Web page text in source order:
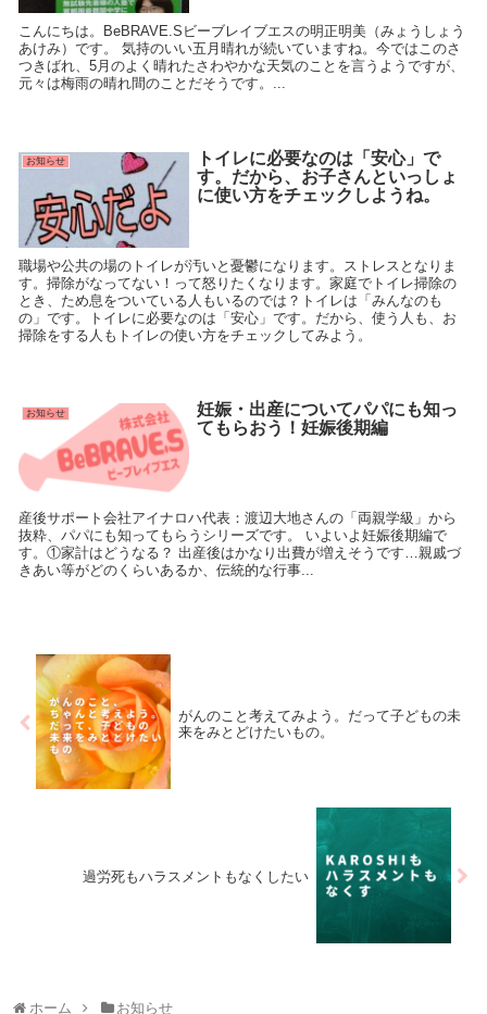
こんにちは。BeBRAVE.Sビーブレイブエスの明正明美（みょうしょう
あけみ）です。 気持のいい五月晴れが続いていますね。今ではこのさ
つきばれ、5月のよく晴れたさわやかな天気のことを言うようですが、
元々は梅雨の晴れ間のことだそうです。...
お知らせ
トイレに必要なのは「安心」で
す。だから、お子さんといっしょ
に使い方をチェックしようね。
職場や公共の場のトイレが汚いと憂鬱になります。ストレスとなりま
す。掃除がなってない！って怒りたくなります。家庭でトイレ掃除の
とき、ため息をついている人もいるのでは？トイレは「みんなのも
の」です。トイレに必要なのは「安心」です。だから、使う人も、お
掃除をする人もトイレの使い方をチェックしてみよう。
お知らせ
妊娠・出産についてパパにも知っ
てもらおう！妊娠後期編
産後サポート会社アイナロハ代表：渡辺大地さんの「両親学級」から
抜粋、パパにも知ってもらうシリーズです。 いよいよ妊娠後期編で
す。①家計はどうなる？ 出産後はかなり出費が増えそうです…親戚づ
きあい等がどのくらいあるか、伝統的な行事...
がんのこと考えてみよう。だって子どもの未
来をみとどけたいもの。
過労死もハラスメントもなくしたい
ホーム お知らせ